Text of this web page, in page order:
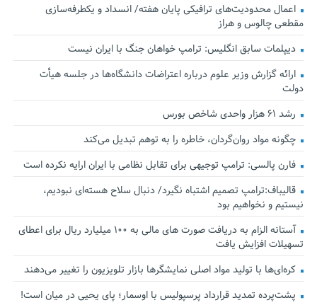
اعمال محدودیت‌های ترافیکی پایان هفته/ انسداد و یکطرفه‌سازی
مقطعی چالوس و هراز
دیپلمات سابق انگلیس:‌ ترامپ خواهان جنگ با ایران نیست
ارائه گزارش وزیر علوم درباره اعتراضات دانشگاه‌ها در جلسه هیأت
دولت
رشد ۶۱ هزار واحدی شاخص بورس
چگونه مواد روان‌گردان، خاطره را به توهم تبدیل می‌کند
فارن پالسی: ترامپ توجیهی برای تقابل نظامی با ایران ارایه نکرده است
قالیباف:ترامپ تصمیم اشتباه نگیرد/ دنبال سلاح هسته‌ای نبودیم،
نیستیم و نخواهیم بود
آستانه الزام به دریافت صورت های مالی به ۱۰۰ میلیارد ریال برای اعطای
تسهیلات افزایش یافت
کره‌ای‌ها با تولید مواد اصلی نمایشگرها بازار تلویزیون را تغییر می‌دهند
پشت‌پرده تمدید قرارداد پرسپولیس با اوسمار؛ پای یحیی در میان است!